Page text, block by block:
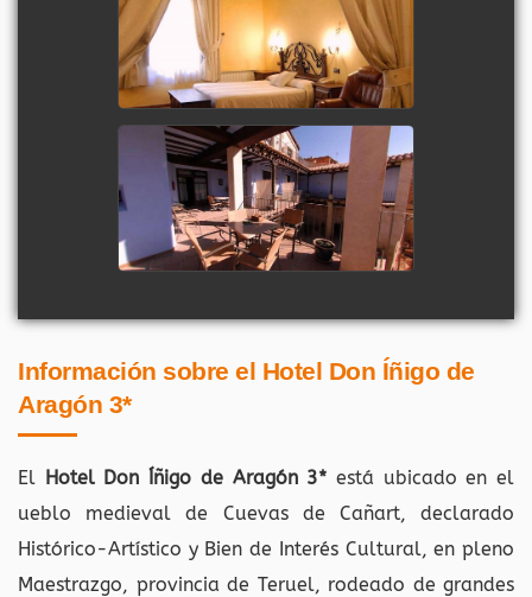
Información sobre el Hotel Don Íñigo de
Aragón 3*
El Hotel Don Íñigo de Aragón 3* está ubicado en el
ueblo medieval de Cuevas de Cañart, declarado
Histórico-Artístico y Bien de Interés Cultural, en pleno
Maestrazgo, provincia de Teruel, rodeado de grandes